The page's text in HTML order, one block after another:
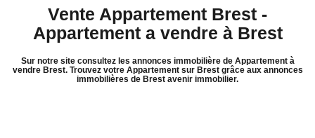
Nos métiers
Syndic de copropriété
Transactions immobilières
Vente Appartement Brest -
Appartement a vendre à Brest
Sur notre site consultez les annonces immobilière de Appartement à
vendre Brest. Trouvez votre Appartement sur Brest grâce aux annonces
immobilières de Brest avenir immobilier.